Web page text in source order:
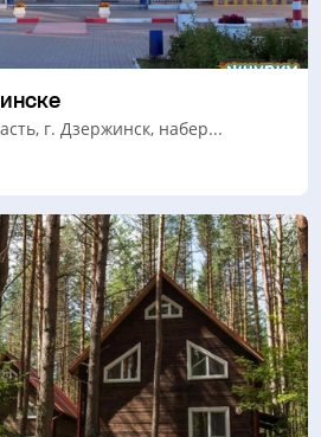
г. Дзержинск, набер...